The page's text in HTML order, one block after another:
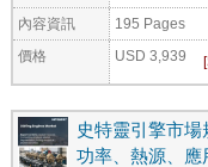
內容資訊 195 Pages
價格 USD 3,939
史特靈引擎市場
功率、熱源、應